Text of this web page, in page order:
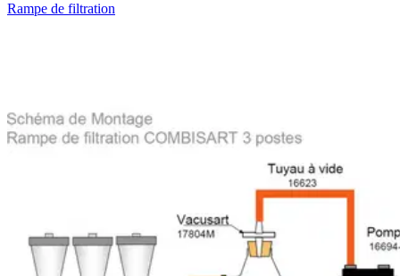
Rampe de filtration